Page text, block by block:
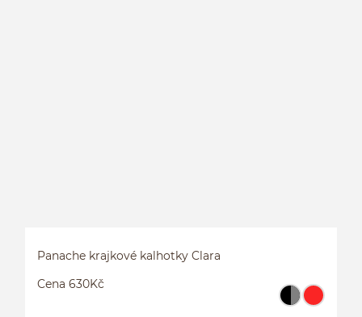
Panache krajkové kalhotky Clara
Cena 630Kč